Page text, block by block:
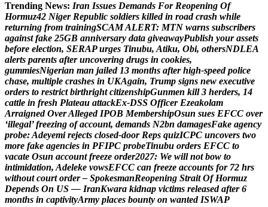
Trending News: Iran Issues Demands For Reopening Of
Hormuz42 Niger Republic soldiers killed in road crash while
returning from trainingSCAMALERT: MTN warns subscribers
against fake 25GB anniversary data giveawayPublish your assets
before election, SERAP urges Tinubu, Atiku, Obi, othersNDLEA
alerts parents after uncovering drugs in cookies,
gummiesNigerian man jailed 13 months after high-speed police
chase, multiple crashes in UKAgain, Trump signs new executive
orders to restrict birthright citizenshipGunmen kill 3 herders, 14
cattle in fresh Plateau attackEx-DSS Officer Ezeakolam
Arraigned OverAlleged IPOB MembershipOsun sues EFCC over
‘illegal’ freezing of account, demands N2bn damagesFake agency
probe:Adeyemi rejects closed-door Reps quizICPC uncovers two
more fake agencies in PFIPC probeTinubu orders EFCC to
vacate Osun account freeze order2027: We will not bow to
intimidation, Adeleke vowsEFCC can freeze accounts for 72 hrs
without court order – SpokesmanReopening Strait Of Hormuz
Depends On US — IranKwara kidnap victims released after 6
months in captivityArmy places bounty on wanted ISWAP